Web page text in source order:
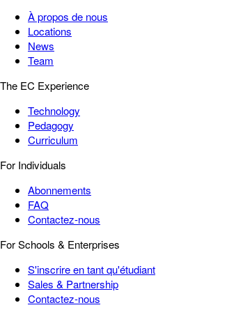
À propos de nous
Locations
News
Team
The EC Experience
Technology
Pedagogy
Curriculum
For Individuals
Abonnements
FAQ
Contactez-nous
For Schools & Enterprises
S'inscrire en tant qu'étudiant
Sales & Partnership
Contactez-nous